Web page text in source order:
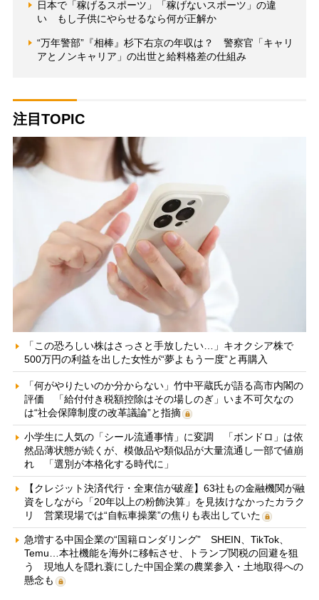
日本で「稼げるスポーツ」「稼げないスポーツ」の違
い もし子供にやらせるなら何が正解か
“万年警部”『相棒』杉下右京の年収は？ 警察官「キャリ
アとノンキャリア」の出世と給料格差の仕組み
注目TOPIC
「この恐ろしい株はさっさと手放したい…」キオクシア株で
500万円の利益を出した女性が“夢よもう一度”と再購入
「何がやりたいのか分からない」竹中平蔵氏が語る高市内閣の
評価 「給付付き税額控除はその場しのぎ」いま不可欠なの
は“社会保障制度の改革議論”と指摘
小学生に人気の「シール流通事情」に変調 「ボンドロ」は依
然品薄状態が続くが、模倣品や類似品が大量流通し一部で値崩
れ 「選別が本格化する時代に」
【クレジット決済代行・全東信が破産】63社もの金融機関が融
資をしながら「20年以上の粉飾決算」を見抜けなかったカラク
リ 営業現場では“自転車操業”の焦りも表出していた
急増する中国企業の“国籍ロンダリング” SHEIN、TikTok、
Temu…本社機能を海外に移転させ、トランプ関税の回避を狙
う 現地人を隠れ蓑にした中国企業の農業参入・土地取得への
懸念も